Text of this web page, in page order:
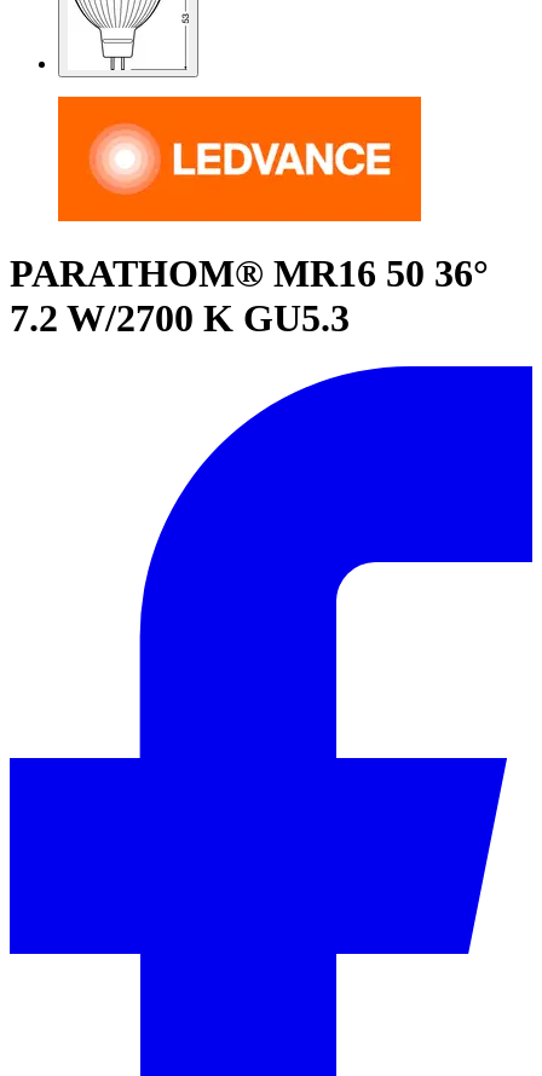
PARATHOM® MR16 50 36°
7.2 W/2700 K GU5.3